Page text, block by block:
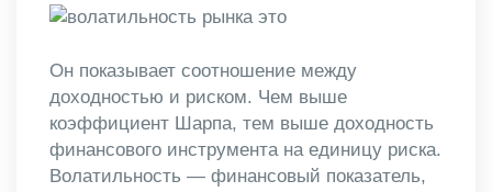
Он показывает соотношение между
доходностью и риском. Чем выше
коэффициент Шарпа, тем выше доходность
финансового инструмента на единицу риска.
Волатильность — финансовый показатель,